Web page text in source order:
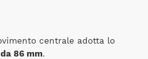
centrale adotta lo
86 mm.